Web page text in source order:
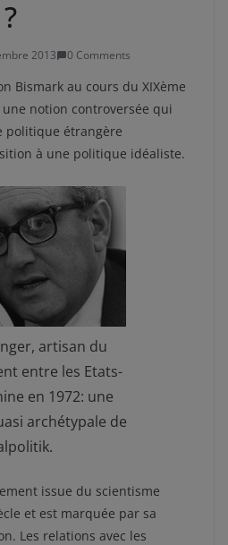
2013 0 Comments
Bismark au cours du XIXème
notion controversée qui
politique étrangère
à une politique idéaliste.
artisan du
entre les Etats-
en 1972: une
archétypale de
issue du scientisme
et est marquée par sa
Les relations avec les